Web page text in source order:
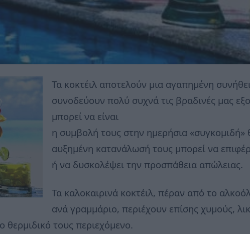
Τα κοκτέιλ αποτελούν μια αγαπημένη
συνοδεύουν πολύ συχνά τις βραδινές μας
μπορεί να είναι
η συμβολή τους στην ημερήσια
αυξημένη κατανάλωσή τους μπορεί να
ή να δυσκολέψει την προσπάθεια απώλειας.
Τα καλοκαιρινά κοκτέιλ, πέραν από το
ανά γραμμάριο, περιέχουν επίσης χυμούς,
τους περιεχόμενο.